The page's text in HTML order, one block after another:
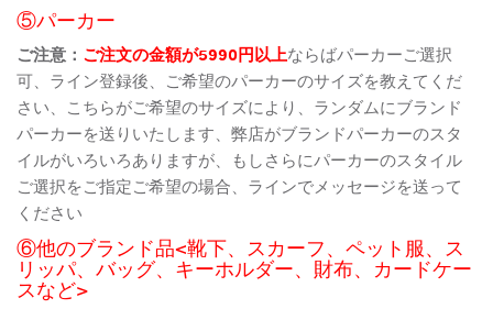
⑤パーカー
ご注意： ご注文の金額が5990円以上ならばパーカーご選択
可、ライン登録後、ご希望のパーカーのサイズを教えてくだ
さい、こちらがご希望のサイズにより、ランダムにブランド
パーカーを送りいたします、弊店がブランドパーカーのスタ
イルがいろいろありますが、もしさらにパーカーのスタイル
ご選択をご指定ご希望の場合、ラインでメッセージを送って
ください
⑥他のブランド品<靴下、スカーフ、ペット服、ス
リッパ、バッグ、キーホルダー、財布、カードケー
スなど>